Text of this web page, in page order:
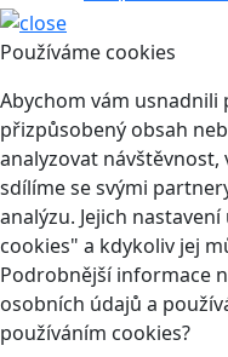
Používáme cookies
Abychom vám
přizpůsobený obsah
analyzovat
sdílíme se svými
analýzu. Jejich
cookies" a kdykoliv jej
Podrobnější informace
osobních údajů a
používáním cookies?